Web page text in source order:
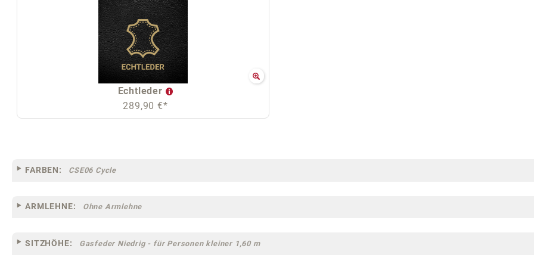
Echtleder
289,90 €*
FARBEN: CSE06 Cycle
ARMLEHNE: Ohne Armlehne
SITZHÖHE: Gasfeder Niedrig - für Personen kleiner 1,60 m